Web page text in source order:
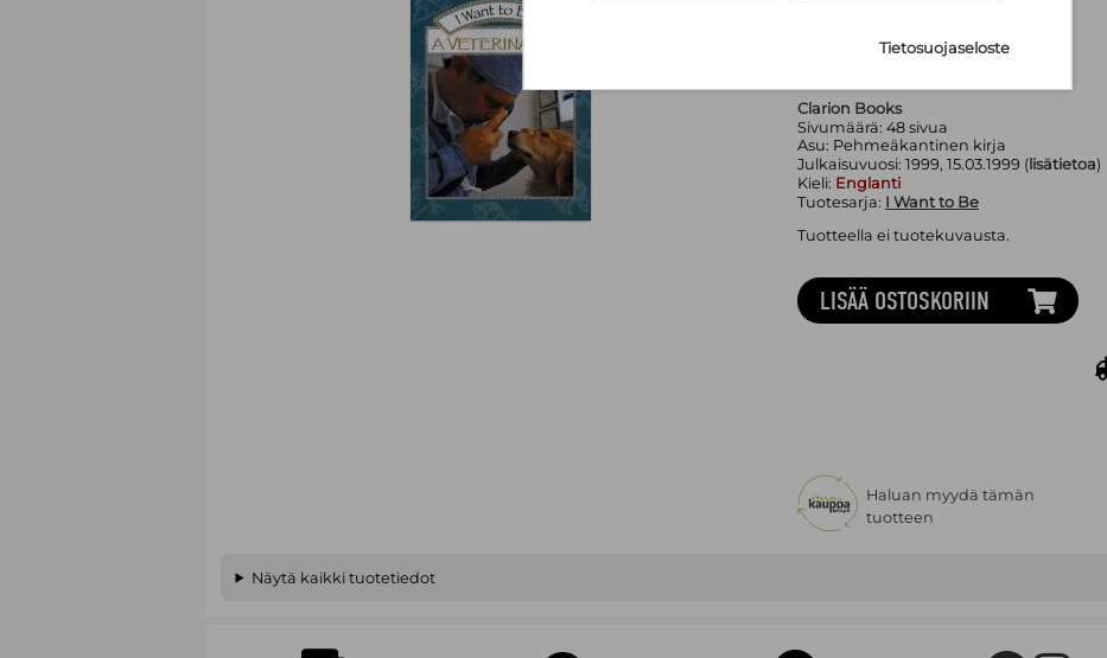
36,80 €
Clarion Books
Sivumäärä: 48sivua
Asu: Pehmeäkantinen kirja
Julkaisuvuosi: 1999, 15.03.1999 (lisätietoa)
Kieli: Englanti
Tuotesarja: I Want to Be
Tuotteella ei tuotekuvausta.
LISÄÄ OSTOSKORIIN
Haluan myydä tämän
tuotteen
Näytä kaikki tuotetiedot
Tietosuojaseloste